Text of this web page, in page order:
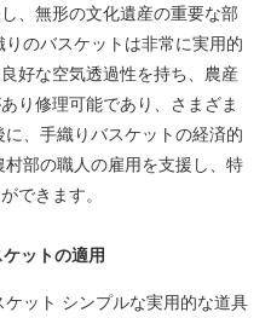
、無形の文化遺産の重要な部
のバスケットは非常に実用的
好な空気透過性を持ち、農産
り修理可能であり、さまざま
、手織りバスケットの経済的
部の職人の雇用を支援し、特
できます。
ットの適用
ット シンプルな実用的な道具